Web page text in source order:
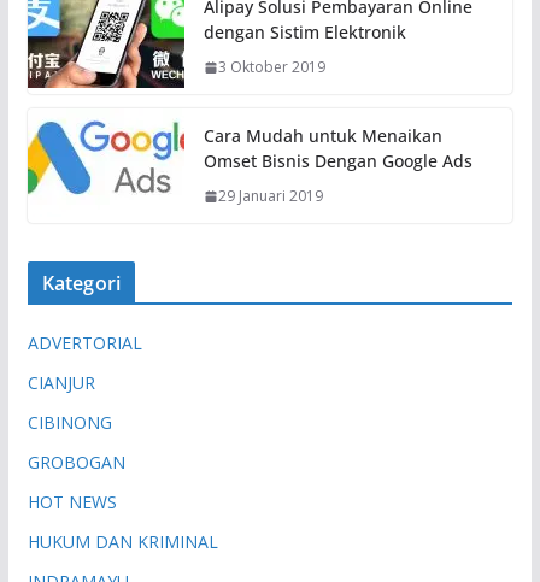
a
t
.
Alipay Solusi Pembayaran Online
dengan Sistim Elektronik
3 Oktober 2019
Cara Mudah untuk Menaikan
Omset Bisnis Dengan Google Ads
29 Januari 2019
Kategori
ADVERTORIAL
CIANJUR
CIBINONG
GROBOGAN
HOT NEWS
HUKUM DAN KRIMINAL